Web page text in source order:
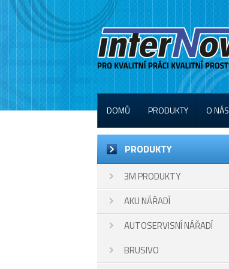
DOMŮ PRODUKTY O NÁS
PRODUKTY
3M PRODUKTY
AKU NÁŘADÍ
AUTOSERVISNÍ NÁŘADÍ
BRUSIVO